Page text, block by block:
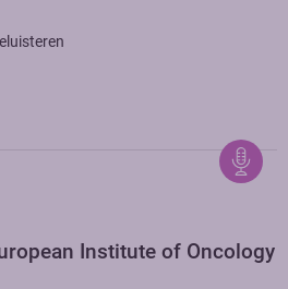
Institute of Oncology